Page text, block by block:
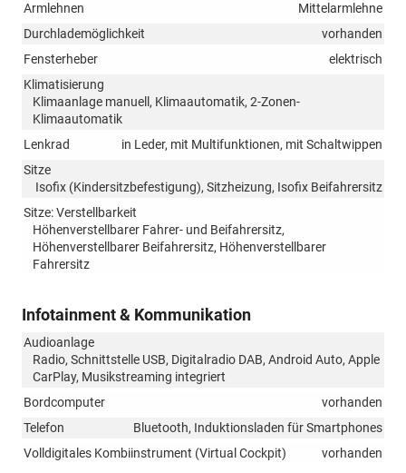
Armlehnen
Mittelarmlehne
Durchlademöglichkeit
vorhanden
Fensterheber
elektrisch
Klimatisierung
Klimaanlage manuell, Klimaautomatik, 2-Zonen-
Klimaautomatik
Lenkrad
in Leder, mit Multifunktionen, mit Schaltwippen
Sitze
Isofix (Kindersitzbefestigung), Sitzheizung, Isofix Beifahrersitz
Sitze: Verstellbarkeit
Höhenverstellbarer Fahrer- und Beifahrersitz,
Höhenverstellbarer Beifahrersitz, Höhenverstellbarer
Fahrersitz
Infotainment & Kommunikation
Audioanlage
Radio, Schnittstelle USB, Digitalradio DAB, Android Auto, Apple
CarPlay, Musikstreaming integriert
Bordcomputer
vorhanden
Telefon
Bluetooth, Induktionsladen für Smartphones
Volldigitales Kombiinstrument (Virtual Cockpit)
vorhanden